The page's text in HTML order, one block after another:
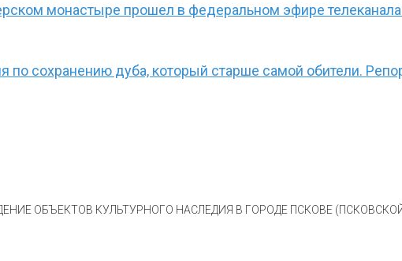
монастыре прошел в федеральном эфире
сохранению дуба, который старше самой обители.
ОБЪЕКТОВ КУЛЬТУРНОГО НАСЛЕДИЯ В ГОРОДЕ ПСКОВЕ